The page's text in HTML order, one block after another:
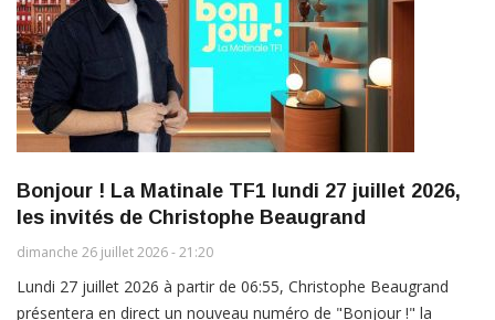
Bonjour ! La Matinale TF1 lundi 27 juillet 2026,
les invités de Christophe Beaugrand
dimanche 26 juillet 2026 - 21:20
Lundi 27 juillet 2026 à partir de 06:55, Christophe Beaugrand
présentera en direct un nouveau numéro de "Bonjour !" la